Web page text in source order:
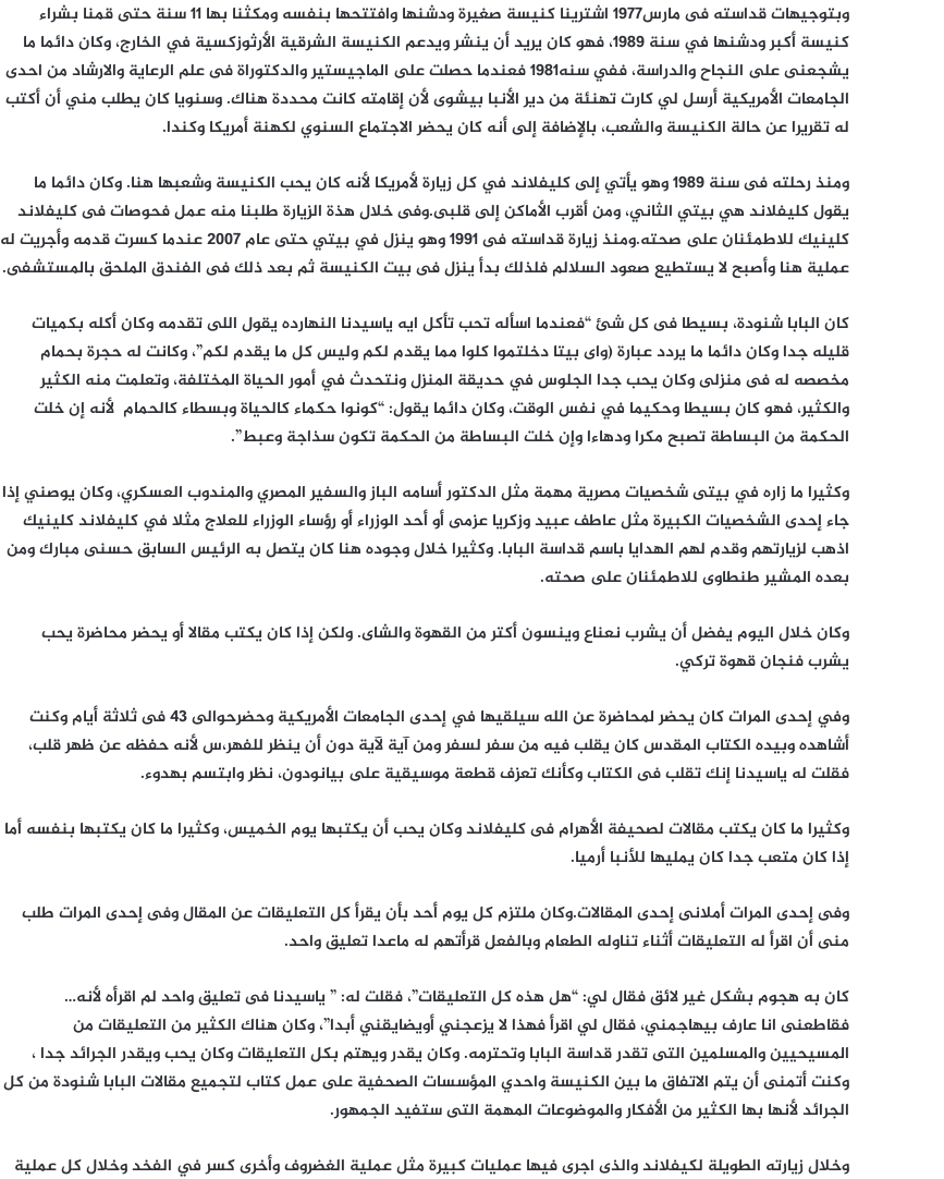
وبتوجيهات قداسته فى مارس1977 اشترينا كنيسة صغيرة ودشنها وافتتحها بنفسه ومكثنا بها 11 سنة حتى قمنا بشراء
كنيسة أكبر ودشنها في سنة 1989، فهو كان يريد أن ينشر ويدعم الكنيسة الشرقية الأرثوزكسية في الخارج، وكان دائما ما
يشجعنى على النجاح والدراسة، ففي سنه1981 فعندما حصلت على الماجيستير والدكتوراة فى علم الرعاية والارشاد من احدى
الجامعات الأمريكية أرسل لي كارت تهنئة من دير الأنبا بيشوى لأن إقامته كانت محددة هناك. وسنويا كان يطلب مني أن أكتب
له تقريرا عن حالة الكنيسة والشعب، بالإضافة إلى أنه كان يحضر الاجتماع السنوي لكهنة أمريكا وكندا.
ومنذ رحلته فى سنة 1989 وهو يأتي إلى كليفلاند في كل زيارة لأمريكا لأنه كان يحب الكنيسة وشعبها هنا. وكان دائما ما
يقول كليفلاند هي بيتي الثاني، ومن أقرب الأماكن إلى قلبى.وفى خلال هذة الزيارة طلبنا منه عمل فحوصات فى كليفلاند
كلينيك للاطمئنان على صحته.ومنذ زيارة قداسته فى 1991 وهو ينزل في بيتي حتى عام 2007 عندما كسرت قدمه وأجريت له
عملية هنا وأصبح لا يستطيع صعود السلالم فلذلك بدأ ينزل فى بيت الكنيسة ثم بعد ذلك فى الفندق الملحق بالمستشفى.
كان البابا شنودة، بسيطا فى كل شئ “فعندما اسأله تحب تأكل ايه ياسيدنا النهارده يقول اللى تقدمه وكان أكله بكميات
قليله جدا وكان دائما ما يردد عبارة (واى بيتا دخلتموا كلوا مما يقدم لكم وليس كل ما يقدم لكم”، وكانت له حجرة بحمام
مخصصه له فى منزلى وكان يحب جدا الجلوس في حديقة المنزل ونتحدث في أمور الحياة المختلفة، وتعلمت منه الكثير
والكثير، فهو كان بسيطا وحكيما في نفس الوقت، وكان دائما يقول: “كونوا حكماء كالحياة وبسطاء كالحمام لأنه إن خلت
الحكمة من البساطة تصبح مكرا ودهاءا وإن خلت البساطة من الحكمة تكون سذاجة وعبط”.
وكثيرا ما زاره في بيتى شخصيات مصرية مهمة مثل الدكتور أسامه الباز والسفير المصري والمندوب العسكري، وكان يوصني إذا
جاء إحدى الشخصيات الكبيرة مثل عاطف عبيد وزكريا عزمى أو أحد الوزراء أو رؤساء الوزراء للعلاج مثلا في كليفلاند كلينيك
اذهب لزيارتهم وقدم لهم الهدايا باسم قداسة البابا. وكثيرا خلال وجوده هنا كان يتصل به الرئيس السابق حسنى مبارك ومن
بعده المشير طنطاوى للاطمئنان على صحته.
وكان خلال اليوم يفضل أن يشرب نعناع وينسون أكتر من القهوة والشاى. ولكن إذا كان يكتب مقالا أو يحضر محاضرة يحب
يشرب فنجان قهوة تركي.
وفي إحدى المرات كان يحضر لمحاضرة عن الله سيلقيها في إحدى الجامعات الأمريكية وحضرحوالى 43 فى ثلاثة أيام وكنت
أشاهده وبيده الكتاب المقدس كان يقلب فيه من سفر لسفر ومن آية لآية دون أن ينظر للفهر،س لأنه حفظه عن ظهر قلب،
فقلت له ياسيدنا إنك تقلب فى الكتاب وكأنك تعزف قطعة موسيقية على بيانودون، نظر وابتسم بهدوء.
وكثيرا ما كان يكتب مقالات لصحيفة الأهرام فى كليفلاند وكان يحب أن يكتبها يوم الخميس، وكثيرا ما كان يكتبها بنفسه أما
إذا كان متعب جدا كان يمليها للأنبا أرميا.
وفى إحدى المرات أملانى إحدى المقالات.وكان ملتزم كل يوم أحد بأن يقرأ كل التعليقات عن المقال وفى إحدى المرات طلب
منى أن اقرأ له التعليقات أثناء تناوله الطعام وبالفعل قرأتهم له ماعدا تعليق واحد.
كان به هجوم بشكل غير لائق فقال لي: “هل هذه كل التعليقات”، فقلت له: ” ياسيدنا فى تعليق واحد لم اقرأه لأنه…
فقاطعنى انا عارف بيهاجمني، فقال لي اقرأ فهذا لا يزعجني أويضايقني أبدا”، وكان هناك الكثير من التعليقات من
المسيحيين والمسلمين التى تقدر قداسة البابا وتحترمه. وكان يقدر ويهتم بكل التعليقات وكان يحب ويقدر الجرائد جدا ،
وكنت أتمنى أن يتم الاتفاق ما بين الكنيسة واحدي المؤسسات الصحفية على عمل كتاب لتجميع مقالات البابا شنودة من كل
الجرائد لأنها بها الكثير من الأفكار والموضوعات المهمة التى ستفيد الجمهور.
وخلال زيارته الطويلة لكيفلاند والذى اجرى فيها عمليات كبيرة مثل عملية الغضروف وأخرى كسر في الفخد وخلال كل عملية